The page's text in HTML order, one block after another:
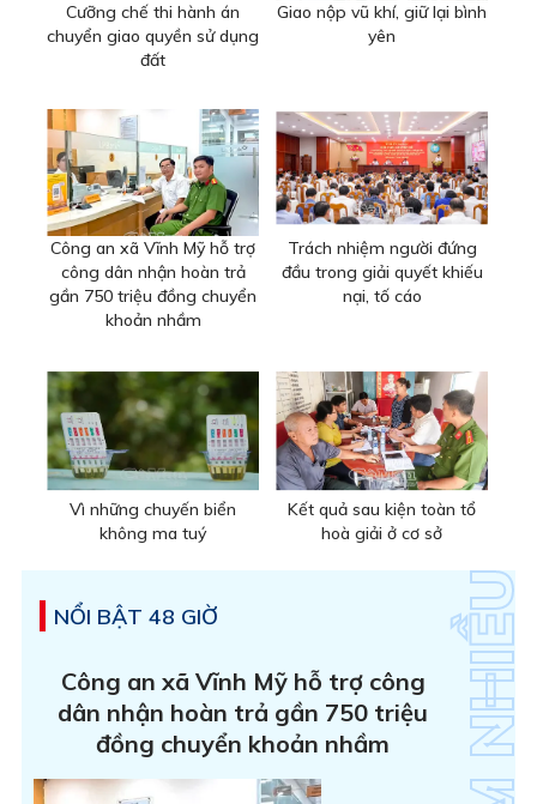
Cưỡng chế thi hành án
chuyển giao quyền sử dụng
đất
Giao nộp vũ khí, giữ lại bình
yên
Công an xã Vĩnh Mỹ hỗ trợ
công dân nhận hoàn trả
gần 750 triệu đồng chuyển
khoản nhầm
Trách nhiệm người đứng
đầu trong giải quyết khiếu
nại, tố cáo
Vì những chuyến biển
không ma tuý
Kết quả sau kiện toàn tổ
hoà giải ở cơ sở
NỔI BẬT 48 GIỜ
Công an xã Vĩnh Mỹ hỗ trợ công
dân nhận hoàn trả gần 750 triệu
đồng chuyển khoản nhầm